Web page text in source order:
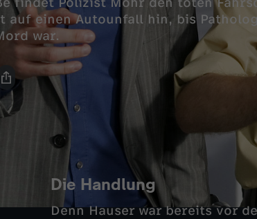
auf einen Autounfall hin, bis
war.
Die Handlung
Denn Hauser war bereits vor